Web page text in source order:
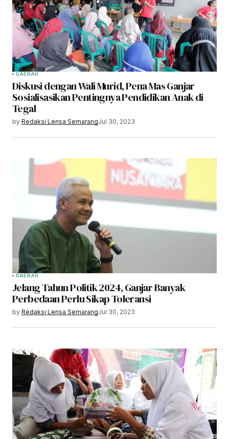
DAERAH
Diskusi dengan Wali Murid, Pena Mas Ganjar
Sosialisasikan Pentingnya Pendidikan Anak di
Tegal
by Redaksi Lensa SemarangJul 30, 2023
DAERAH
Jelang Tahun Politik 2024, Ganjar Banyak
Perbedaan Perlu Sikap Toleransi
by Redaksi Lensa SemarangJul 30, 2023